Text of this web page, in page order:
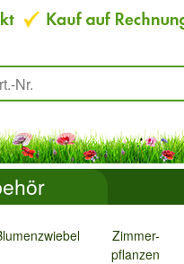
Zimmer-
pflanzen